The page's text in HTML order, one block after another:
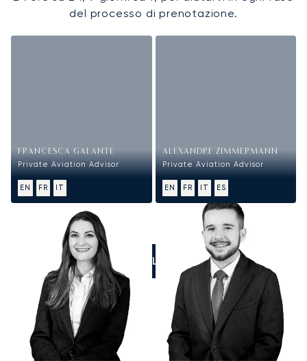
del processo di prenotazione.
FRANCESCA GALANTE
Private Aviation Advisor
EN FR IT
ALEXANDRE ZIMMERMANN
Private Aviation Advisor
EN FR IT ES
CALL US